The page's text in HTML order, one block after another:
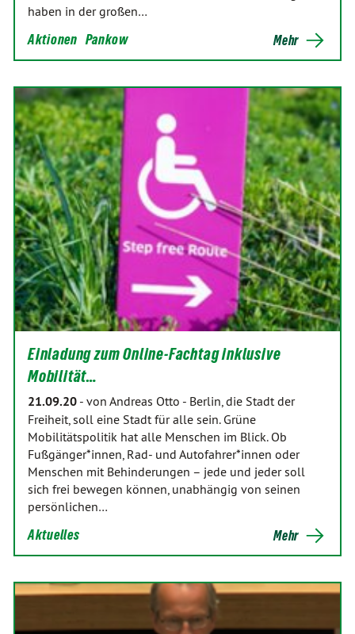
haben in der großen…
Aktionen Pankow Mehr
Einladung zum Online-Fachtag inklusive
Mobilität…
21.09.20 - von Andreas Otto - Berlin, die Stadt der
Freiheit, soll eine Stadt für alle sein. Grüne
Mobilitätspolitik hat alle Menschen im Blick. Ob
Fußgänger*innen, Rad- und Autofahrer*innen oder
Menschen mit Behinderungen – jede und jeder soll
sich frei bewegen können, unabhängig von seinen
persönlichen…
Aktuelles Mehr